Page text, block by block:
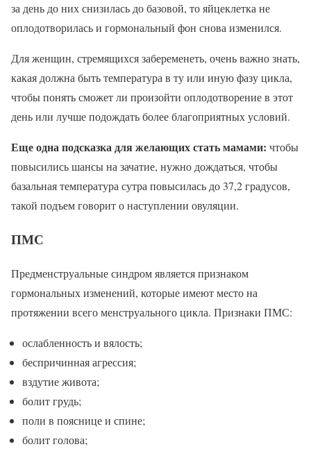
за день до них снизилась до базовой, то яйцеклетка не
оплодотворилась и гормональный фон снова изменился.
Для женщин, стремящихся забеременеть, очень важно знать,
какая должна быть температура в ту или иную фазу цикла,
чтобы понять сможет ли произойти оплодотворение в этот
день или лучше подождать более благоприятных условий.
Еще одна подсказка для желающих стать мамами: чтобы
повысились шансы на зачатие, нужно дождаться, чтобы
базальная температура сутра повысилась до 37,2 градусов,
такой подъем говорит о наступлении овуляции.
ПМС
Предменструальные синдром является признаком
гормональных изменений, которые имеют место на
протяжении всего менструального цикла. Признаки ПМС:
ослабленность и вялость;
беспричинная агрессия;
вздутие живота;
болит грудь;
поли в пояснице и спине;
болит голова;